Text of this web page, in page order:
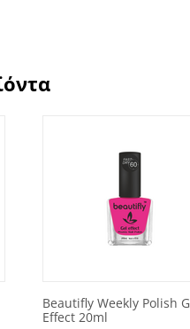
Beautifly Weekly Polish
Effect 20ml